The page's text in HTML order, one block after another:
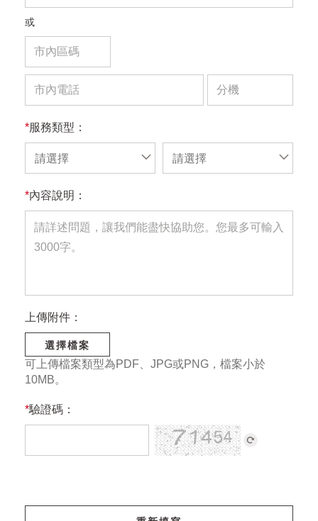
或
*服務類型：
請選擇 請選擇
*內容說明：
上傳附件：
選擇檔案
可上傳檔案類型為PDF、JPG或PNG，檔案小於
10MB。
*驗證碼：